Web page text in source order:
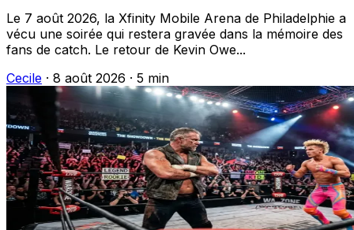
Le 7 août 2026, la Xfinity Mobile Arena de Philadelphie a
vécu une soirée qui restera gravée dans la mémoire des
fans de catch. Le retour de Kevin Owe...
Cecile · 8 août 2026 · 5 min